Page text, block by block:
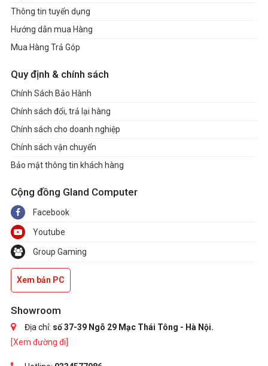
Thông tin tuyển dụng
Hướng dẫn mua Hàng
Mua Hàng Trả Góp
Quy định & chính sách
Chính Sách Bảo Hành
Chính sách đổi, trả lại hàng
Chính sách cho doanh nghiệp
Chính sách vận chuyển
Bảo mật thông tin khách hàng
Cộng đồng Gland Computer
Facebook
Youtube
Group Gaming
Xem bản PC
Showroom
Địa chỉ: số 37-39 Ngõ 29 Mạc Thái Tông - Hà Nội.
[Xem đường đi]